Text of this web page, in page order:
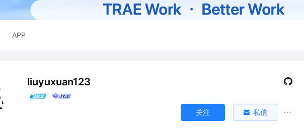
APP
liuyuxuan123
关注 私信